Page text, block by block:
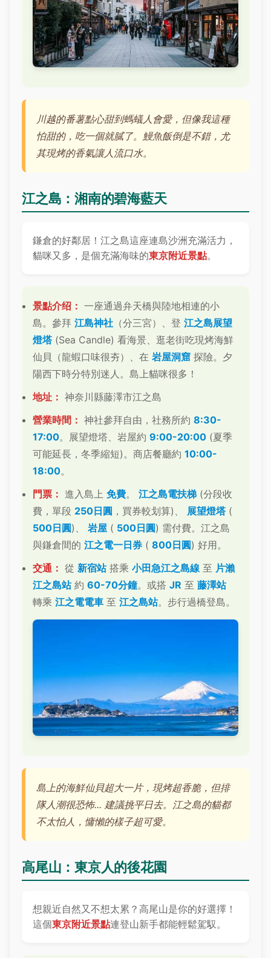
川越的番薯點心甜到螞蟻人會愛，但像我這種
怕甜的，吃一個就膩了。鰻魚飯倒是不錯，尤
其現烤的香氣讓人流口水。
江之島：湘南的碧海藍天
鎌倉的好鄰居！江之島這座連島沙洲充滿活力，
貓咪又多，是個充滿海味的東京附近景點。
景點介绍： 一座通過弁天橋與陸地相連的小
島。參拜 江島神社 （分三宮）、登 江之島展望
燈塔(Sea Candle) 看海景、逛老街吃現烤海鮮
仙貝（龍蝦口味很夯）、在 岩屋洞窟 探險。夕
陽西下時分特別迷人。島上貓咪很多！
地址： 神奈川縣藤澤市江之島
營業時間： 神社參拜自由，社務所約 8:30-
17:00。展望燈塔、岩屋約 9:00-20:00 (夏季
可能延長，冬季縮短)。商店餐廳約 10:00-
18:00。
門票： 進入島上 免費。 江之島電扶梯 (分段收
費，單段 250日圓 ，買券較划算)、 展望燈塔(
500日圓)、 岩屋 ( 500日圓) 需付費。江之島
與鎌倉間的 江之電一日券 ( 800日圓) 好用。
交通： 從 新宿站搭乘 小田急江之島線 至 片瀨
江之島站約 60-70分鐘。或搭 JR 至 藤澤站
轉乘 江之電電車 至 江之島站。步行過橋登島。
島上的海鮮仙貝超大一片，現烤超香脆，但排
隊人潮很恐怖... 建議挑平日去。江之島的貓都
不太怕人，慵懶的樣子超可愛。
高尾山：東京人的後花園
想親近自然又不想太累？高尾山是你的好選擇！
這個東京附近景點連登山新手都能輕鬆駕馭。